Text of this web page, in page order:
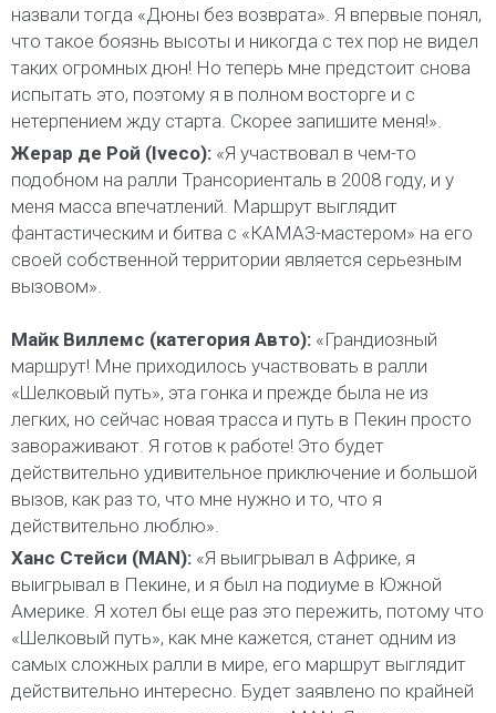
назвали тогда «Дюны без возврата». Я впервые понял,
что такое боязнь высоты и никогда с тех пор не видел
таких огромных дюн! Но теперь мне предстоит снова
испытать это, поэтому я в полном восторге и с
нетерпением жду старта. Скорее запишите меня!».
Жерар де Рой (Iveco): «Я участвовал в чем-то
подобном на ралли Трансориенталь в 2008 году, и у
меня масса впечатлений. Маршрут выглядит
фантастическим и битва с «КАМАЗ-мастером» на его
своей собственной территории является серьезным
вызовом».
Майк Виллемс (категория Авто): «Грандиозный
маршрут! Мне приходилось участвовать в ралли
«Шелковый путь», эта гонка и прежде была не из
легких, но сейчас новая трасса и путь в Пекин просто
завораживают. Я готов к работе! Это будет
действительно удивительное приключение и большой
вызов, как раз то, что мне нужно и то, что я
действительно люблю».
Ханс Стейси (MAN): «Я выигрывал в Африке, я
выигрывал в Пекине, и я был на подиуме в Южной
Америке. Я хотел бы еще раз это пережить, потому что
«Шелковый путь», как мне кажется, станет одним из
самых сложных ралли в мире, его маршрут выглядит
действительно интересно. Будет заявлено по крайней